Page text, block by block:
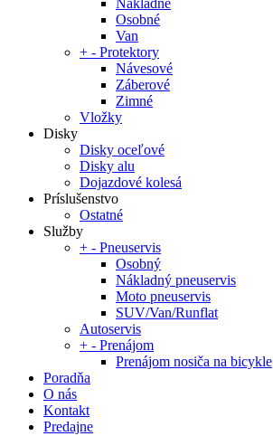
Nákladné
Osobné
Van
+ - Protektory
Návesové
Záberové
Zimné
Vložky
Disky
Disky oceľové
Disky alu
Dojazdové kolesá
Príslušenstvo
Ostatné
Služby
+ - Pneuservis
Osobný
Nákladný pneuservis
Moto pneuservis
SUV/Van/Runflat
Autoservis
+ - Prenájom
Prenájom nosiča na bicykle
Poradňa
O nás
Kontakt
Predajne